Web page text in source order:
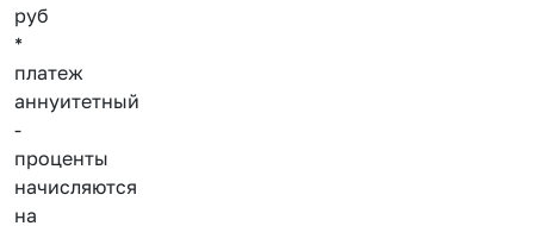
руб
*
платеж
аннуитетный
-
проценты
начисляются
на